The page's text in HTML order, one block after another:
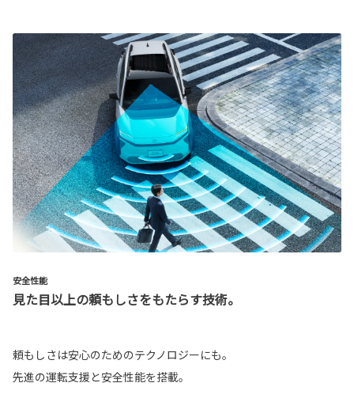
安全性能
見た目以上の頼もしさをもたらす技術。
頼もしさは安心のためのテクノロジーにも。
先進の運転支援と安全性能を搭載。